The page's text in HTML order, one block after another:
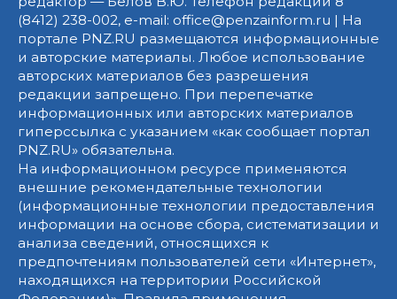
(8412) 238-002, e-mail: office@penzainform.ru | На
портале PNZ.RU размещаются информационные
и авторские материалы. Любое использование
авторских материалов без разрешения
редакции запрещено. При перепечатке
информационных или авторских материалов
гиперссылка с указанием «как сообщает портал
PNZ.RU» обязательна.
На информационном ресурсе применяются
внешние рекомендательные технологии
(информационные технологии предоставления
информации на основе сбора, систематизации и
анализа сведений, относящихся к
предпочтениям пользователей сети «Интернет»,
находящихся на территории Российской